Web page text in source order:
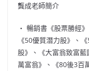
龔成老師簡介
‧ 暢銷書《股票勝經
《50優質潛力股》、
股》、《大富翁致富
萬富翁》、《80後3百